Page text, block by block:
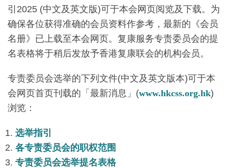
引2025 (中文及英文版)可于本会网页阅览及下载。为
确保各位获得准确的会员资料作参考，最新的《会员
名册》已上载至本会网页。复康服务专责委员会的提
名表格将于稍后发放予香港复康联会的机构会员。
专责委员会选举的下列文件(中文及英文版本)可于本
会网页首页刊载的「最新消息」(www.hkcss.org.hk)
浏览：
选举指引
各专责委员会的职权范围
专责委员会选举提名表格